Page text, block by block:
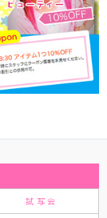
試写会